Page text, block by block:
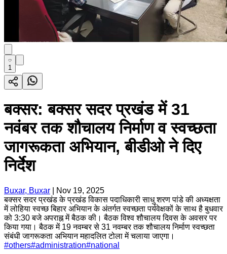
1
बक्सर: बक्सर सदर प्रखंड में 31
नवंबर तक शौचालय निर्माण व स्वच्छता
जागरूकता अभियान, बीडीओ ने दिए
निर्देश
Buxar, Buxar
Nov 19, 2025
बक्सर सदर प्रखंड के प्रखंड विकास पदाधिकारी साधु शरण पांडे की अध्यक्षता
में लोहिया स्वच्छ बिहार अभियान के अंतर्गत स्वच्छता पर्यवेक्षकों के साथ है बुधवार
को 3:30 बजे अपराह्न में बैठक की। बैठक विश्व शौचालय दिवस के अवसर पर
किया गया। बैठक में 19 नवम्बर से 31 नवम्बर तक शौचालय निर्माण स्वच्छता
संबंधी जागरूकता अभियान महादलित टोला में चलाया जाएगा।
#others#administration#national